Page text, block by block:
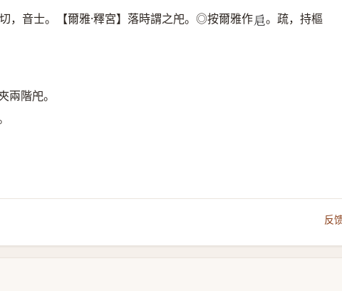
，音士。【爾雅·釋宮】落時謂之戺。◎按爾雅作𢨪 。疏，持樞
兩階戺。
反